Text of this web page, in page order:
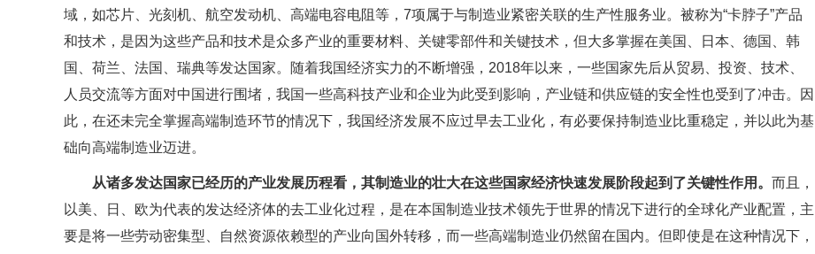
域，如芯片、光刻机、航空发动机、高端电容电阻等，7项属于与制造业紧密关联的生产性服务业。被称为“卡脖子”产品
和技术，是因为这些产品和技术是众多产业的重要材料、关键零部件和关键技术，但大多掌握在美国、日本、德国、韩
国、荷兰、法国、瑞典等发达国家。随着我国经济实力的不断增强，2018年以来，一些国家先后从贸易、投资、技术、
人员交流等方面对中国进行围堵，我国一些高科技产业和企业为此受到影响，产业链和供应链的安全性也受到了冲击。因
此，在还未完全掌握高端制造环节的情况下，我国经济发展不应过早去工业化，有必要保持制造业比重稳定，并以此为基
础向高端制造业迈进。
从诸多发达国家已经历的产业发展历程看，其制造业的壮大在这些国家经济快速发展阶段起到了关键性作用。 而且，
以美、日、欧为代表的发达经济体的去工业化过程，是在本国制造业技术领先于世界的情况下进行的全球化产业配置，主
要是将一些劳动密集型、自然资源依赖型的产业向国外转移，而一些高端制造业仍然留在国内。但即使是在这种情况下，